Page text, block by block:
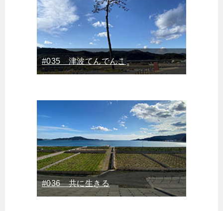
#035 津波てんでんこ
#036 共に生きる